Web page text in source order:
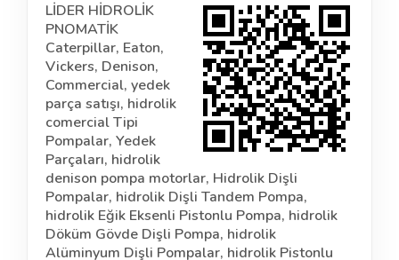
LİDER HİDROLİK
PNOMATİK
Caterpillar, Eaton,
Vickers, Denison,
Commercial, yedek
parça satışı, hidrolik
comercial Tipi
Pompalar, Yedek
Parçaları, hidrolik
denison pompa motorlar, Hidrolik Dişli
Pompalar, hidrolik Dişli Tandem Pompa,
hidrolik Eğik Eksenli Pistonlu Pompa, hidrolik
Döküm Gövde Dişli Pompa, hidrolik
Alüminyum Dişli Pompalar, hidrolik Pistonlu